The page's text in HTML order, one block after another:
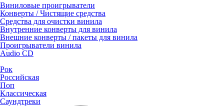
Виниловые проигрыватели
Конверты / Чистящие средства
Средства для очистки винила
Внутренние конверты для винила
Внешние конверты / пакеты для винила
Проигрыватели винила
Audio CD
Рок
Российская
Поп
Классическая
Саундтреки